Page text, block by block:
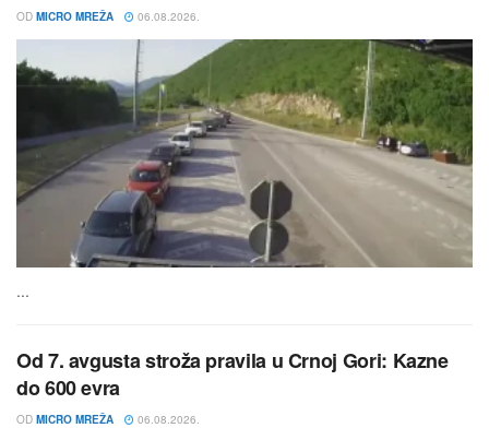
OD MICRO MREŽA 06.08.2026.
...
Od 7. avgusta stroža pravila u Crnoj Gori: Kazne
do 600 evra
OD MICRO MREŽA 06.08.2026.